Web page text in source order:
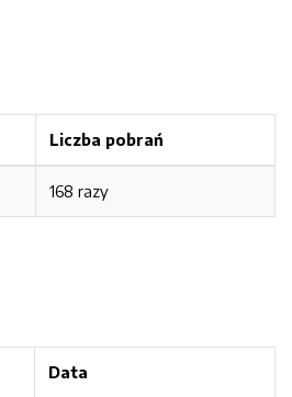
Liczba pobrań
168 razy
Data